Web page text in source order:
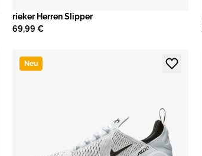
rieker Herren Slipper
69,99 €
Neu